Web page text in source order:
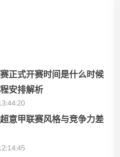
正式开赛时间是什么时候
安排解析
意甲联赛风格与竞争力差